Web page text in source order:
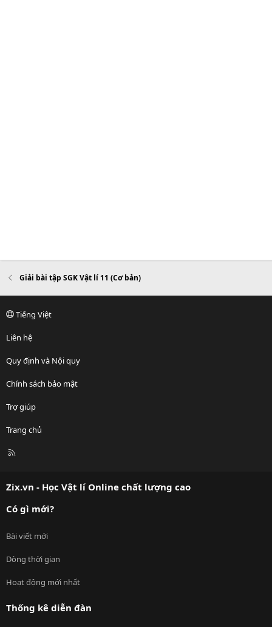
Giải bài tập SGK Vật lí 11 (Cơ bản)
Tiếng Việt
Liên hệ
Quy định và Nội quy
Chính sách bảo mật
Trợ giúp
Trang chủ
R
Zix.vn - Học Vật lí Online chất lượng cao
Có gì mới?
Bài viết mới
Dòng thời gian
Hoạt động mới nhất
Thống kê diễn đàn